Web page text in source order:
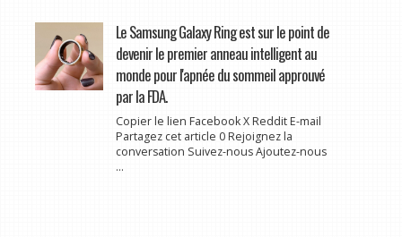
Le Samsung Galaxy Ring est sur le point de
devenir le premier anneau intelligent au
monde pour l'apnée du sommeil approuvé
par la FDA.
Copier le lien Facebook X Reddit E-mail
Partagez cet article 0 Rejoignez la
conversation Suivez-nous Ajoutez-nous
...